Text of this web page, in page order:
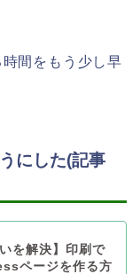
間をもう少し早
にした(記事
を解決】印刷で
ページを作る方